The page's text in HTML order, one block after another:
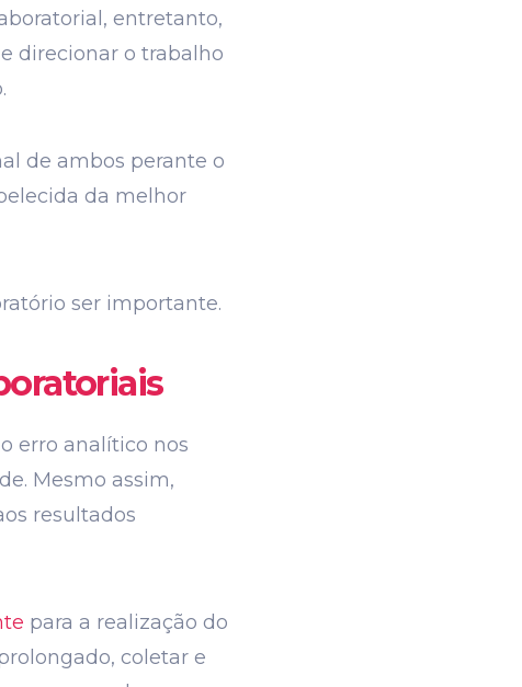
entretanto,
direcionar o trabalho
de ambos perante o
da melhor
ser importante.
erro analítico nos
Mesmo assim,
resultados
para a realização do
coletar e